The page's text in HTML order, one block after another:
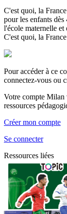
C'est quoi, la
pour les enfants dès
l'école maternelle et
C'est quoi, la
Pour accéder à ce
connectez-vous ou
Votre compte Milan
ressources
Créer mon compte
Se connecter
Ressources liées